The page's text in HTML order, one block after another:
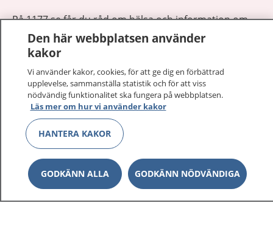
På 1177.se får du råd om hälsa och information om
sjukdomar och vilka mottagningar du kan kontakta.
Logga in för att läsa din journal och göra dina
sjukvårdsrådgivning dygnet runt.
1177 ger dig råd när du vill må bättre.
1177 på flera språk Show
Show
Den här webbplatsen använder
kakor
Vi använder kakor, cookies, för att ge dig en förbättrad
upplevelse, sammanställa statistik och för att viss
nödvändig funktionalitet ska fungera på webbplatsen.
Läs mer om hur vi använder kakor
HANTERA KAKOR
GODKÄNN NÖDVÄNDIGA
GODKÄNN ALLA